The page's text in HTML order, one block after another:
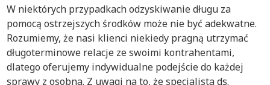
W niektórych przypadkach odzyskiwanie długu za
pomocą ostrzejszych środków może nie być adekwatne.
Rozumiemy, że nasi klienci niekiedy pragną utrzymać
długoterminowe relacje ze swoimi kontrahentami,
dlatego oferujemy indywidualne podejście do każdej
sprawy z osobna. Z uwagi na to, że specjalista ds.